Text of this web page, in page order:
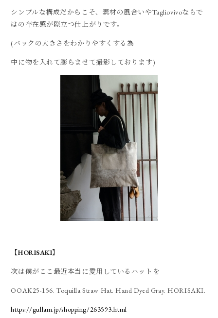
シンプルな構成だからこそ、素材の風合いやTagliovivoならで
はの存在感が際立つ仕上がりです。
(バックの大きさをわかりやすくする為
中に物を入れて膨らませて撮影しております)
【HORISAKI】
次は僕がここ最近本当に愛用しているハットを
OOAK25-156. Toquilla Straw Hat. Hand Dyed Gray. HORISAKI.
https://gullam.jp/shopping/263593.html